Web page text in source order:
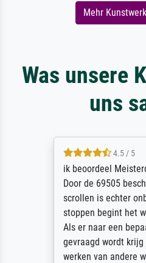
Mehr
Was unsere
uns
4.5 / 5
ik beoordeel
Door de 69505
scrollen is echter
stoppen begint het
Als er naar een
gevraagd wordt krijg je
werken van andere